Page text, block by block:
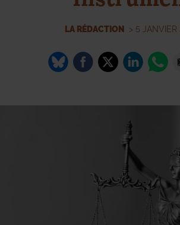
LA RÉDACTION > 5